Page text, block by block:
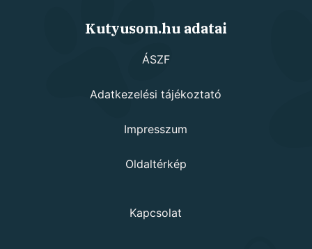
Kutyusom.hu adatai
ÁSZF
Adatkezelési tájékoztató
Impresszum
Oldaltérkép
Kapcsolat